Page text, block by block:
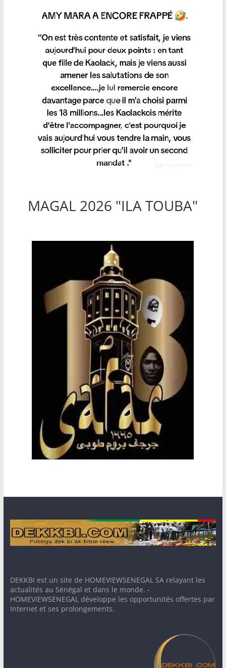
MAGAL 2026 "ILA TOUBA"
DEKKBI est un site de HOMEVIEWSENEGAL SA relayant les
actualités au Sénégal et dans le monde. -
HOMEVIEWSENEGAL développe les opportunités offertes par
Internet et ses prolongements.